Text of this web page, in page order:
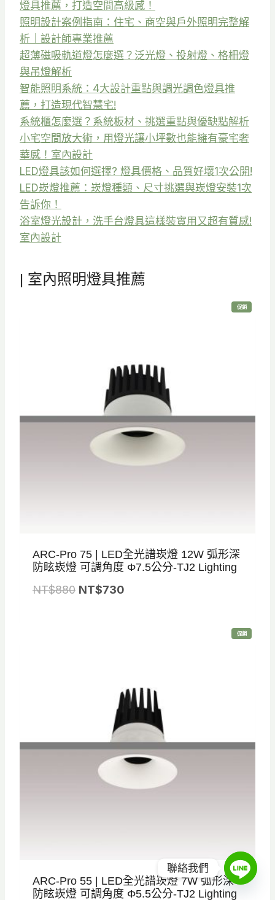
燈具推薦，打造空間高級感！
照明設計案例指南：住宅、商空與戶外照明完整解
析｜設計師專業推薦
超薄磁吸軌道燈怎麼選？泛光燈、投射燈、格柵燈
與吊燈解析
智能照明系統：4大設計重點與調光調色燈具推
薦，打造現代智慧宅!
系統櫃怎麼選？系統板材、挑選重點與優缺點解析
小宅空間放大術，用燈光讓小坪數也能擁有豪宅奢
華感！室內設計
LED燈具該如何選擇? 燈具價格、品質好壞1次公開!
LED崁燈推薦：崁燈種類、尺寸挑選與崁燈安裝1次
告訴你！
浴室燈光設計，洗手台燈具這樣裝實用又超有質感!
室內設計
| 室內照明燈具推薦
促銷特
價
ARC-Pro 75 | LED全光譜崁燈 12W 弧形深
防眩崁燈 可調角度 Φ7.5公分-TJ2 Lighting
NT$880 原
8
NT$730目
T
$
7
3
0
促銷特
價
ARC-Pro 55 | LED全光譜崁燈 7W 弧形深
防眩崁燈 可調角度 Φ5.5公分-TJ2 Lighting
聯絡我們